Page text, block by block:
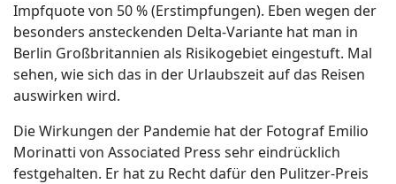
Impfquote von 50 % (Erstimpfungen). Eben wegen der
besonders ansteckenden Delta-Variante hat man in
Berlin Großbritannien als Risikogebiet eingestuft. Mal
sehen, wie sich das in der Urlaubszeit auf das Reisen
auswirken wird.
Die Wirkungen der Pandemie hat der Fotograf Emilio
Morinatti von Associated Press sehr eindrücklich
festgehalten. Er hat zu Recht dafür den Pulitzer-Preis